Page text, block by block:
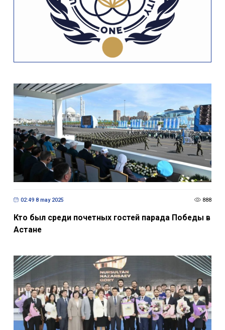
02:49 8 may 2025 888
Кто был среди почетных гостей парада Победы в
Астане